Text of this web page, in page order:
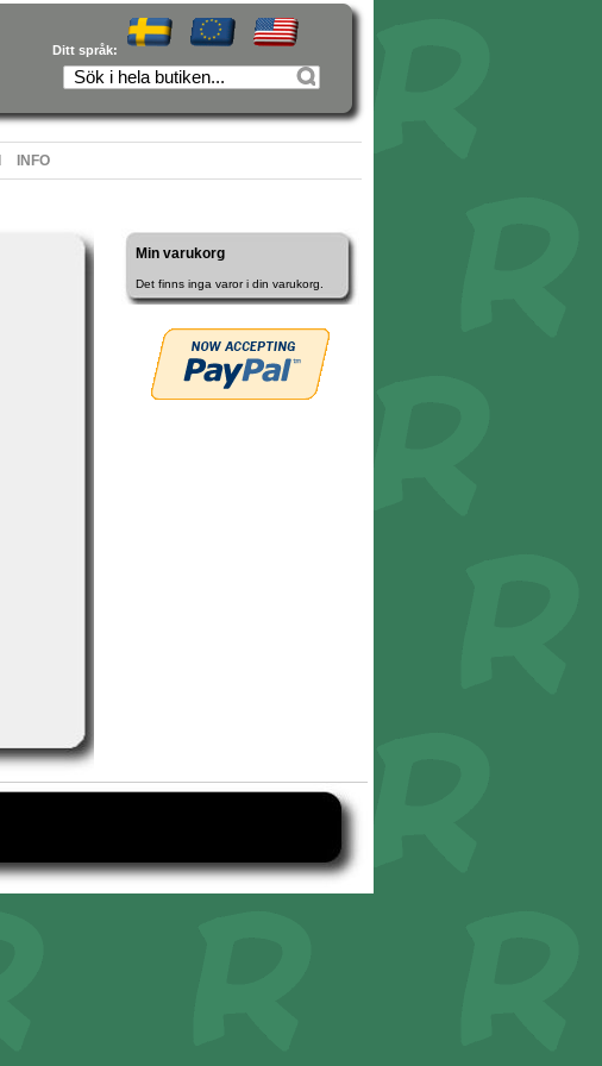
Ditt språk:
INFO
Min varukorg
Det finns inga varor i din varukorg.